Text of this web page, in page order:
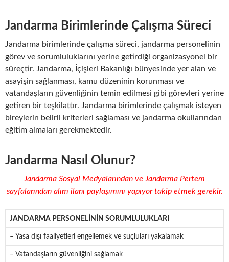
Jandarma Birimlerinde Çalışma Süreci
Jandarma birimlerinde çalışma süreci, jandarma personelinin
görev ve sorumluluklarını yerine getirdiği organizasyonel bir
süreçtir. Jandarma, İçişleri Bakanlığı bünyesinde yer alan ve
asayişin sağlanması, kamu düzeninin korunması ve
vatandaşların güvenliğinin temin edilmesi gibi görevleri yerine
getiren bir teşkilattır. Jandarma birimlerinde çalışmak isteyen
bireylerin belirli kriterleri sağlaması ve jandarma okullarından
eğitim almaları gerekmektedir.
Jandarma Nasıl Olunur?
Jandarma Sosyal Medyalarından ve Jandarma Pertem
sayfalarından alım ilanı paylaşımını yapıyor takip etmek gerekir.
JANDARMA PERSONELININ SORUMLULUKLARI
– Yasa dışı faaliyetleri engellemek ve suçluları yakalamak
– Vatandaşların güvenliğini sağlamak